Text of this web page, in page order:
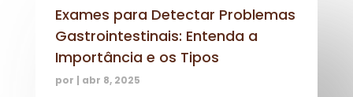
Exames para Detectar Problemas
Gastrointestinais: Entenda a
Importância e os Tipos
por | abr 8, 2025